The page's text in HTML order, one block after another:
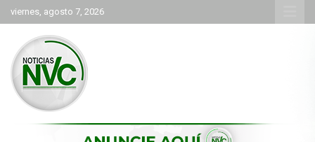
Saltar
al
contenido
viernes, agosto 7, 2026
NVC Noticias